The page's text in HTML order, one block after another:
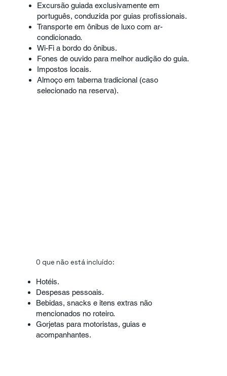
Excursão guiada exclusivamente em
português, conduzida por guias profissionais.
Transporte em ônibus de luxo com ar-
condicionado.
Wi-Fi a bordo do ônibus.
Fones de ouvido para melhor audição do guia.
Impostos locais.
Almoço em taberna tradicional (caso
selecionado na reserva).
O que não está incluído:
Hotéis.
Despesas pessoais.
Bebidas, snacks e itens extras não
mencionados no roteiro.
Gorjetas para motoristas, guias e
acompanhantes.